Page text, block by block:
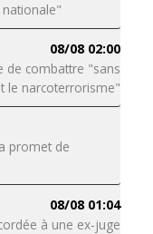
08/08 02:00
de combattre "sans
le narcoterrorisme"
promet de
08/08 01:04
à une ex-juge